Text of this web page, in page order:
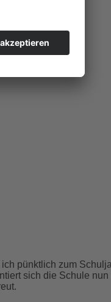
pünktlich zum
sich die Schule